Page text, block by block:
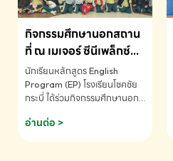
กิจกรรมศึกษานอกสถาน
ที่ ณ เมเจอร์ ซีนีเพล็กซ์
ระดับประถมศึกษา (EP.1-
6)
นักเรียนหลักสูตร English
Program (EP) โรงเรียนโชคชัย
กระบี่ ได้ร่วมกิจกรรมศึกษานอก
ชมภาพยนตร์ Toy Story 5
(Soundtrack)เพื่อเสริมทักษะ
อ่านต่อ >